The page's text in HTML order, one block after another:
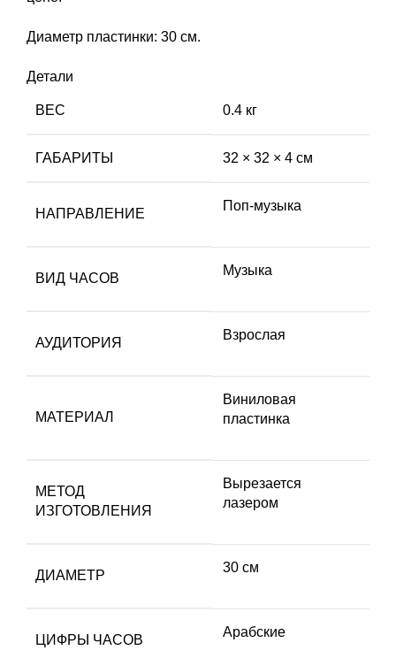
Диаметр пластинки: 30 см.
Детали
ВЕС 0.4 кг
ГАБАРИТЫ 32 × 32 × 4 см
НАПРАВЛЕНИЕ
Поп-музыка
ВИД ЧАСОВ
Музыка
АУДИТОРИЯ
Взрослая
МАТЕРИАЛ
Виниловая
пластинка
МЕТОД
ИЗГОТОВЛЕНИЯ
Вырезается
лазером
ДИАМЕТР
30 см
ЦИФРЫ ЧАСОВ
Арабские